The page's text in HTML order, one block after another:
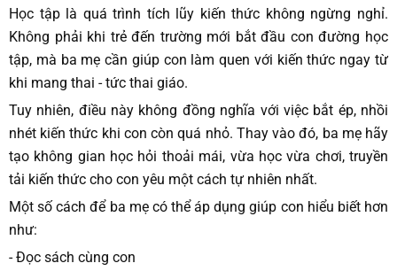
Học tập là quá trình tích lũy kiến thức không ngừng nghỉ.
Không phải khi trẻ đến trường mới bắt đầu con đường học
tập, mà ba mẹ cần giúp con làm quen với kiến thức ngay từ
khi mang thai - tức thai giáo.
Tuy nhiên, điều này không đồng nghĩa với việc bắt ép, nhồi
nhét kiến thức khi con còn quá nhỏ. Thay vào đó, ba mẹ hãy
tạo không gian học hỏi thoải mái, vừa học vừa chơi, truyền
tải kiến thức cho con yêu một cách tự nhiên nhất.
Một số cách để ba mẹ có thể áp dụng giúp con hiểu biết hơn
như:
- Đọc sách cùng con